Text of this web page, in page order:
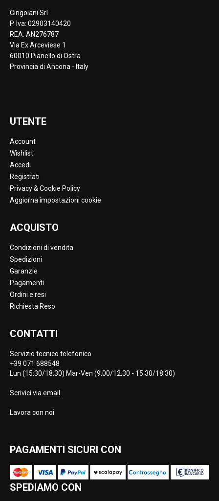
Cingolani Srl
P. Iva: 02903140420
REA: AN276787
Via Ex Arceviese 1
60010 Pianello di Ostra
Provincia di Ancona - Italy
UTENTE
Account
Wishlist
Accedi
Registrati
Privacy & Cookie Policy
Aggiorna impostazioni cookie
ACQUISTO
Condizioni di vendita
Spedizioni
Garanzie
Pagamenti
Ordini e resi
Richiesta Reso
CONTATTI
Servizio tecnico telefonico
+39 071 688548
Lun (15:30/18:30) Mar-Ven (9:00/12:30 - 15:30/18:30)
Scrivici viaemail
Lavora con noi
PAGAMENTI SICURI CON
SPEDIAMO CON